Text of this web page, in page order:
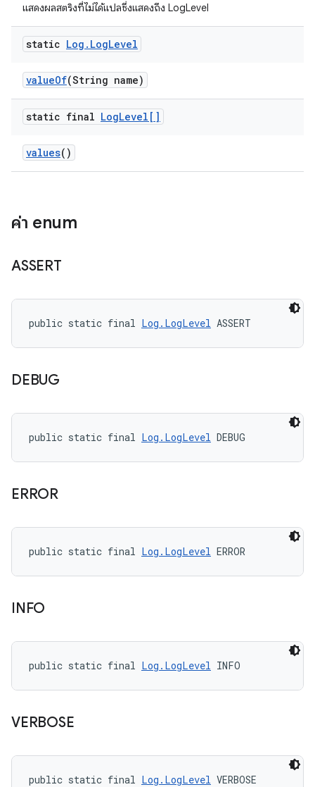
แสดงผลสตริงที่ไม่ได้แปลซึ่งแสดงถึง LogLevel
static Log . LogLevel
valueOf(String name)
static final LogLevel[]
values()
ค่า enum
ASSERT
public static final Log.LogLevel ASSERT
DEBUG
public static final Log.LogLevel DEBUG
ERROR
public static final Log.LogLevel ERROR
INFO
public static final Log.LogLevel INFO
VERBOSE
public static final Log.LogLevel VERBOSE